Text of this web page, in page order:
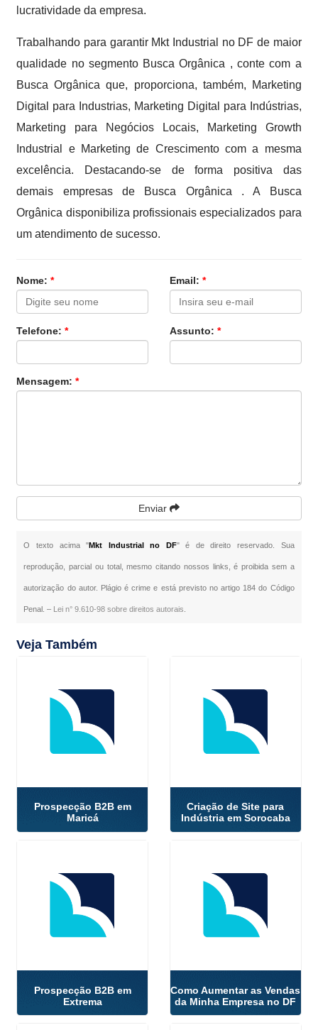
lucratividade da empresa.
Trabalhando para garantir Mkt Industrial no DF de maior
qualidade no segmento Busca Orgânica , conte com a
Busca Orgânica que, proporciona, também, Marketing
Digital para Industrias, Marketing Digital para Indústrias,
Marketing para Negócios Locais, Marketing Growth
Industrial e Marketing de Crescimento com a mesma
excelência. Destacando-se de forma positiva das
demais empresas de Busca Orgânica . A Busca
Orgânica disponibiliza profissionais especializados para
um atendimento de sucesso.
Nome:* Email: *
Telefone:* Assunto: *
Mensagem:*
Enviar
O texto acima "Mkt Industrial no DF" é de direito reservado. Sua
reprodução, parcial ou total, mesmo citando nossos links, é proibida sem a
autorização do autor. Plágio é crime e está previsto no artigo 184 do Código
Penal. – Lei n° 9.610-98 sobre direitos autorais
Veja Também
Prospecção B2B em
Maricá
Criação de Site para
Indústria em Sorocaba
Prospecção B2B em
Extrema
Como Aumentar as Vendas
da Minha Empresa no DF